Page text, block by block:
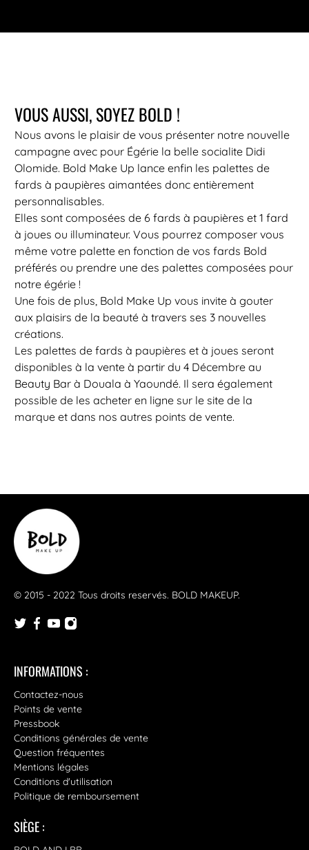
VOUS AUSSI, SOYEZ BOLD !
Nous avons le plaisir de vous présenter notre nouvelle
campagne avec pour Égérie la belle socialite Didi
Olomide. Bold Make Up lance enfin les palettes de
fards à paupières aimantées donc entièrement
personnalisables.
Elles sont composées de 6 fards à paupières et 1 fard
à joues ou illuminateur. Vous pourrez composer vous
même votre palette en fonction de vos fards Bold
préférés ou prendre une des palettes composées pour
notre égérie !
Une fois de plus, Bold Make Up vous invite à gouter
aux plaisirs de la beauté à travers ses 3 nouvelles
créations.
Les palettes de fards à paupières et à joues seront
disponibles à la vente à partir du 4 Décembre au
Beauty Bar à Douala à Yaoundé. Il sera également
possible de les acheter en ligne sur le site de la
marque et dans nos autres points de vente.
© 2015 - 2022 Tous droits reservés. BOLD MAKEUP.
INFORMATIONS :
Contactez-nous
Points de vente
Pressbook
Conditions générales de vente
Question fréquentes
Mentions légales
Conditions d'utilisation
Politique de remboursement
SIÈGE :